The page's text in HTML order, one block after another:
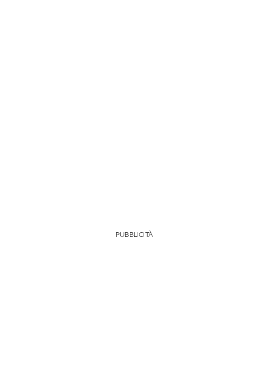
PUBBLICITÀ